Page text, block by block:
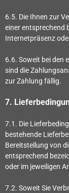
6.5. Die Ihnen zur
einer entsprechend
Internetpräsenz
6.6. Soweit bei den
sind die
zur Zahlung fällig.
7.
7.1. Die
bestehende
Bereitstellung von
entsprechend
oder im jeweiligen
7.2. Soweit Sie